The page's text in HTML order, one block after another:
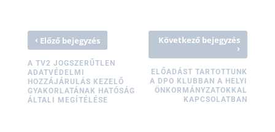
‹ Előző bejegyzés
A TV2 JOGSZERŰTLEN
ADATVÉDELMI
HOZZÁJÁRULÁS KEZELŐ
GYAKORLATÁNAK HATÓSÁG
ÁLTALI MEGÍTÉLÉSE
Következő bejegyzés
›
ELŐADÁST TARTOTTUNK
A DPO KLUBBAN A HELYI
ÖNKORMÁNYZATOKKAL
KAPCSOLATBAN